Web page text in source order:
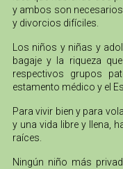
y ambos son
y divorcios difíciles.
Los niños y niñas y
bagaje y la riqueza
respectivos grupos
estamento médico y el
Para vivir bien y para
y una vida libre y llena,
raíces.
Ningún niño más